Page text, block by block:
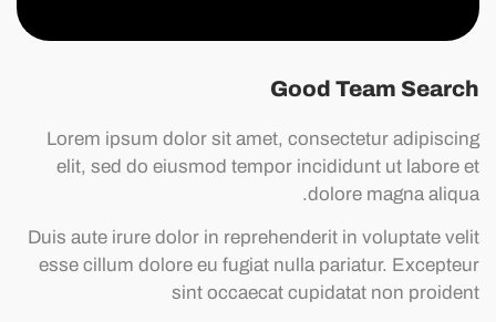
Good Team Search
Lorem ipsum dolor sit amet, consectetur adipiscing
elit, sed do eiusmod tempor incididunt ut labore et
dolore magna aliqua.
Duis aute irure dolor in reprehenderit in voluptate velit
esse cillum dolore eu fugiat nulla pariatur. Excepteur
sint occaecat cupidatat non proident